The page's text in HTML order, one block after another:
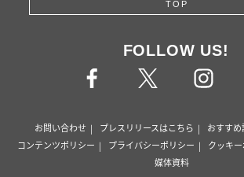
TOP
FOLLOW US!
お問い合わせ プレスリリースはこちら おすす
コンテンツポリシー
プライバシーポリシー クッキ
媒体資料